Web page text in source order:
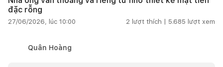
đặc rỗng
27/06/2026, lúc 10:00 2 lượt thích | 5.685 lượt xem
Quân Hoàng